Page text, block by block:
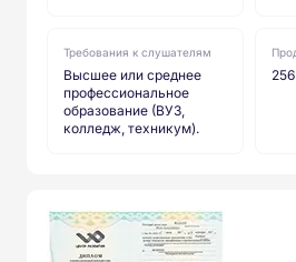
Требования к слушателям
Высшее или среднее
профессиональное
образование (ВУЗ,
колледж, техникум).